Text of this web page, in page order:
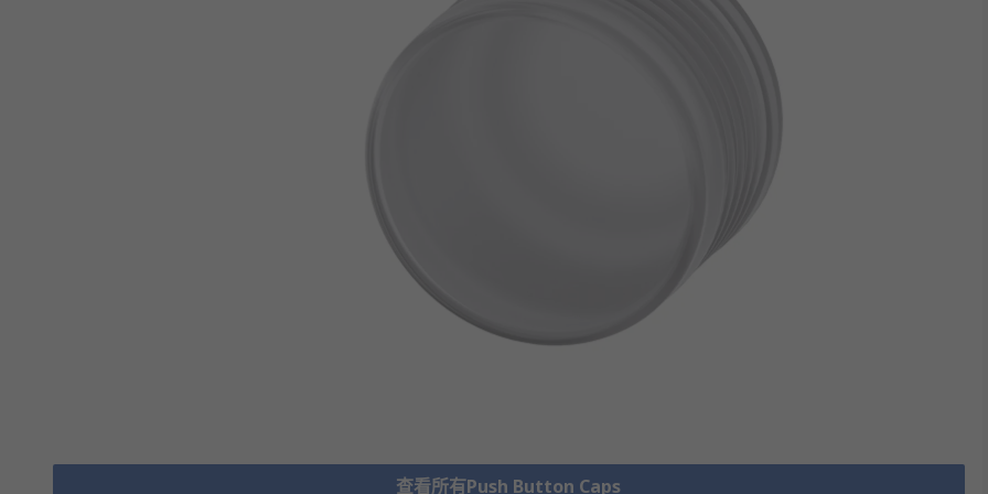
查看所有Push Button Caps